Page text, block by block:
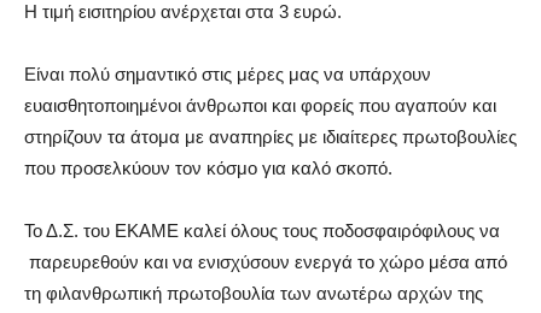
Η τιμή εισιτηρίου ανέρχεται στα 3 ευρώ.
Είναι πολύ σημαντικό στις μέρες μας να υπάρχουν
ευαισθητοποιημένοι άνθρωποι και φορείς που αγαπούν και
στηρίζουν τα άτομα με αναπηρίες με ιδιαίτερες πρωτοβουλίες
που προσελκύουν τον κόσμο για καλό σκοπό.
Το Δ.Σ. του ΕΚΑΜΕ καλεί όλους τους ποδοσφαιρόφιλους να
παρευρεθούν και να ενισχύσουν ενεργά το χώρο μέσα από
τη φιλανθρωπική πρωτοβουλία των ανωτέρω αρχών της